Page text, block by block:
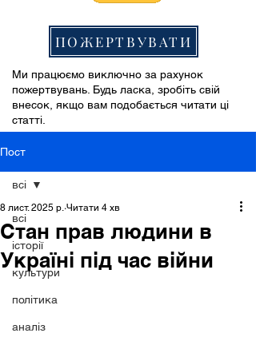
ПОЖЕРТВУВАТИ
Ми працюємо виключно за рахунок
пожертвувань. Будь ласка, зробіть свій
внесок, якщо вам подобається читати ці
статті.
Пост
всі
історії
культури
політика
аналіз
всі
Стан прав людини в
Україні під час війни
8 лист. 2025 р. Читати 4 хв